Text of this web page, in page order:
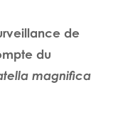
de
du
magnifica